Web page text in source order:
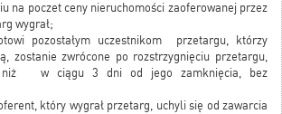
na poczet ceny nieruchomości zaoferowanej przez
wygrał;
pozostałym uczestnikom przetargu, którzy
zostanie zwrócone po rozstrzygnięciu przetargu,
niż w ciągu 3 dni od jego zamknięcia, bez
który wygrał przetarg, uchyli się od zawarcia